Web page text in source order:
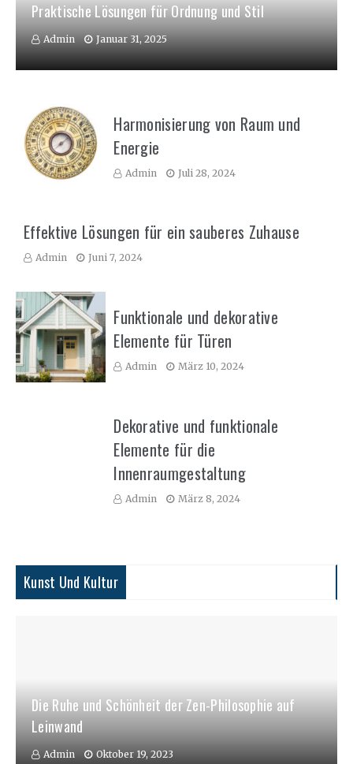
Praktische Lösungen für Ordnung und Stil
Admin Januar 31, 2025
Harmonisierung von Raum und
Energie
Admin Juli 28, 2024
Effektive Lösungen für ein sauberes Zuhause
Admin Juni 7, 2024
Funktionale und dekorative
Elemente für Türen
Admin März 10, 2024
Dekorative und funktionale
Elemente für die
Innenraumgestaltung
Admin März 8, 2024
Kunst Und Kultur
Die Ruhe und Schönheit der Zen-Philosophie auf
Leinwand
Admin Oktober 19, 2023